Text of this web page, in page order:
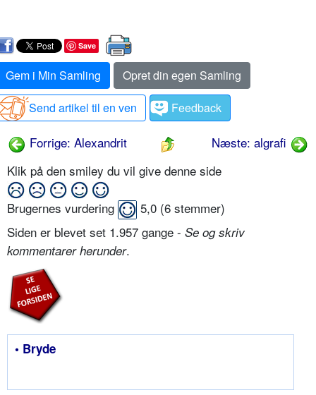
Save
Gem i Min Samling
Opret din egen Samling
Send artikel til en ven
Feedback
Forrige: Alexandrit
Næste: algrafi
Klik på den smiley du vil give denne side
Brugernes vurdering 5,0 (6 stemmer)
Siden er blevet set 1.957 gange - Se og skriv
kommentarer herunder.
• Bryde